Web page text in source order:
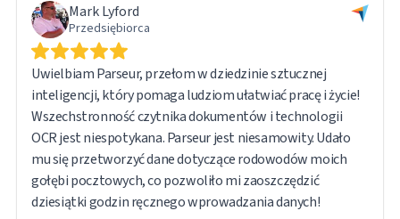
problemów technicznych. Zespół wsparcia Parseur był
jednak szybki i responsywny. W rzeczywistości większość
problemów wynikała z mojej własnej krzywej uczenia się,
a nie z ograniczeń oprogramowania — sam system działał
bez zarzutu.
Jestem bardzo zadowolony z ogólnego doświadczenia i z
pełnym przekonaniem polecam Parseur każdemu, kto
zajmuje się przetwarzaniem dużych ilości dokumentów i
wyodrębnianiem danych.
Mark Lyford
Przedsiębiorca
Uwielbiam Parseur, przełom w dziedzinie sztucznej
inteligencji, który pomaga ludziom ułatwiać pracę i życie!
Wszechstronność czytnika dokumentów i technologii
OCR jest niespotykana. Parseur jest niesamowity. Udało
mu się przetworzyć dane dotyczące rodowodów moich
gołębi pocztowych, co pozwoliło mi zaoszczędzić
dziesiątki godzin ręcznego wprowadzania danych!